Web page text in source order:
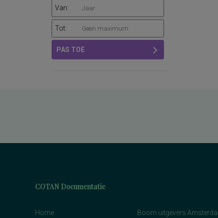
Van:
Tot:
PAS TOE
COTAN Documentatie
Home Boom uitgevers